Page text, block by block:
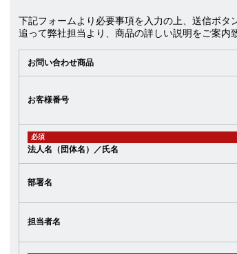
下記フォームより必要事項を入力の上、送信ボタ
追って弊社担当より、商品の詳しい説明をご案内
お問い合わせ商品
お客様番号
必須
法人名（団体名）／氏名
部署名
担当者名